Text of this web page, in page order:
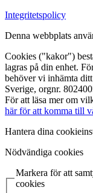
Integritetspolicy
Denna webbplats
Cookies ("kakor")
lagras på din enhet.
behöver vi inhämta
Sverige, orgnr.
För att läsa mer om
här för att komma till
Hantera dina
Nödvändiga cookies
Markera för att
cookies